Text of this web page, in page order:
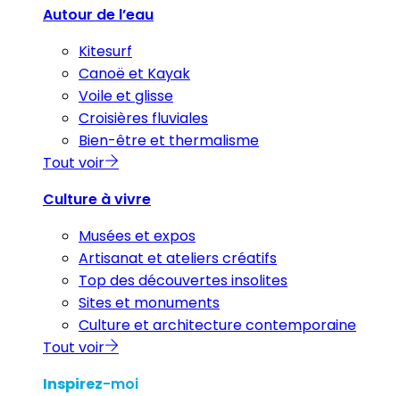
Autour de l’eau
Kitesurf
Canoë et Kayak
Voile et glisse
Croisières fluviales
Bien-être et thermalisme
Tout voir
Culture à vivre
Musées et expos
Artisanat et ateliers créatifs
Top des découvertes insolites
Sites et monuments
Culture et architecture contemporaine
Tout voir
Inspirez-moi